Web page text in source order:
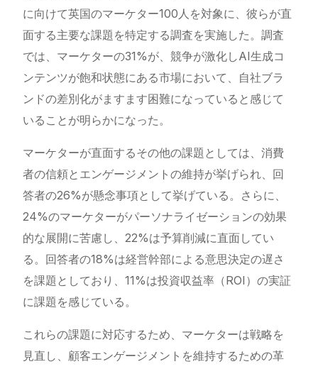
に向けて英国のマーケター100人を対象に、彼らが直
面する主要な課題を特定する調査を実施した。調査
では、マーケターの31%が、競争が激化しAI生成コ
ンテンツが飽和状態にある市場において、自社ブラ
ンドの差別化がますます困難になっていると感じて
いることが明らかになった。
マーケターが直面するその他の課題としては、消費
者の信頼とエンゲージメントの維持が挙げられ、回
答者の26%が懸念事項として挙げている。さらに、
24%のマーケターがパーソナライゼーションの効果
的な展開に苦慮し、22%は予算削減に直面してい
る。回答者の18%は経営幹部による意思決定の遅さ
を課題としており、11%は投資収益率（ROI）の実証
に課題を感じている。
これらの課題に対応するため、マーケターは戦略を
見直し、顧客エンゲージメントを維持するための革